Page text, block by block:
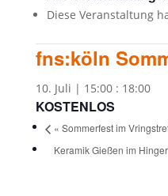
Diese Veranstaltung
fns:köln
10. Juli | 15:00: 18:00
KOSTENLOS
« Sommerfest im
Keramik Gießen im